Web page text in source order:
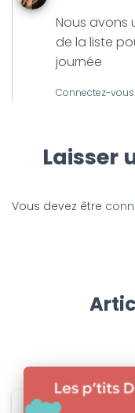
Nous avons
de la liste
journée
Connectez-
Laisser
Vous devez être